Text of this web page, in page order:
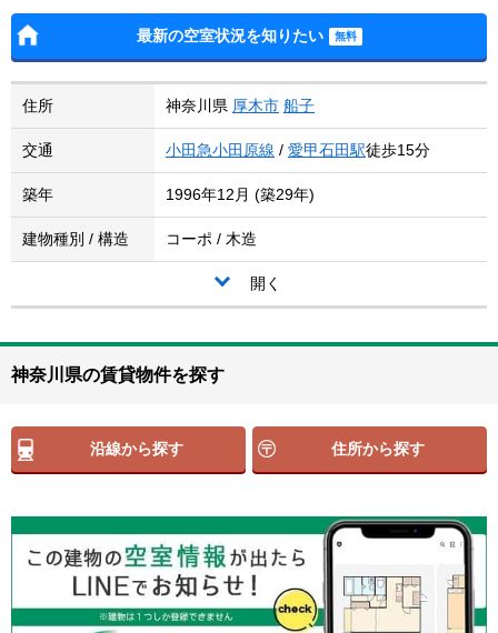
最新の空室状況を知りたい
住所 神奈川県 厚木市 船子
交通 小田急小田原線 / 愛甲石田駅徒歩15分
築年 1996年12月 (築29年)
建物種別 / 構造 コーポ / 木造
開く
神奈川県の賃貸物件を探す
沿線から探す 住所から探す